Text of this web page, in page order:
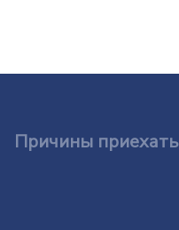
Причины приехать